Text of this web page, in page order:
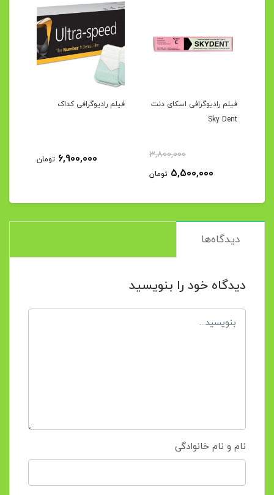
فیلم رادیوگرافی اسکای دنت
Sky Dent
3,800,000
5,500,000 تومان
فیلم رادیوگرافی کداک
6,900,000 تومان
دیدگاه‌ها
دیدگاه خود را بنویسید
نام و نام خانوادگی